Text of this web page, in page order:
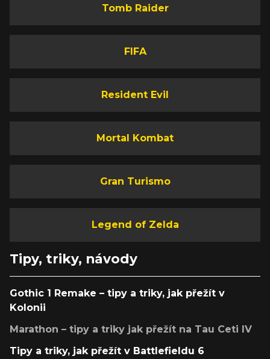
Tomb Raider
FIFA
Resident Evil
Mortal Kombat
Gran Turismo
Legend of Zelda
Tipy, triky, návody
Gothic 1 Remake – tipy a triky, jak přežít v
Kolonii
Marathon – tipy a triky jak přežít na Tau Ceti IV
Tipy a triky, jak přežít v Battlefieldu 6